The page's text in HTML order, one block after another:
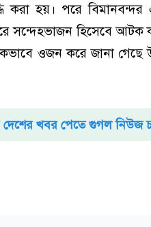
করা হয়। পরে
সন্দেহভাজন হিসেবে
ওজন করে জানা গেছে
খবর পেতে গুগল নিউজ